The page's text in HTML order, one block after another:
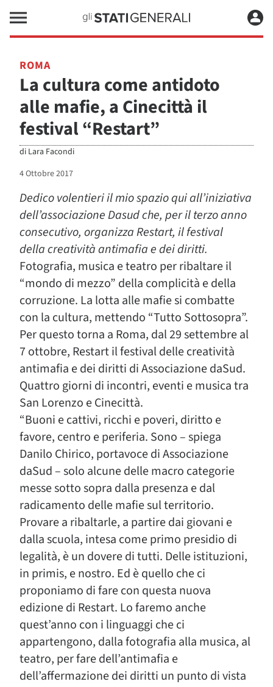
ROMA
La cultura come antidoto
alle mafie, a Cinecittà il
festival “Restart”
di Lara Facondi
4 Ottobre 2017
Dedico volentieri il mio spazio qui all’iniziativa
dell’associazione Dasud che, per il terzo anno
consecutivo, organizza Restart, il festival
della creatività antimafia e dei diritti.
Fotografia, musica e teatro per ribaltare il
“mondo di mezzo” della complicità e della
corruzione. La lotta alle mafie si combatte
con la cultura, mettendo “Tutto Sottosopra”.
Per questo torna a Roma, dal 29 settembre al
7 ottobre, Restart il festival delle creatività
antimafia e dei diritti di Associazione daSud.
Quattro giorni di incontri, eventi e musica tra
San Lorenzo e Cinecittà.
“Buoni e cattivi, ricchi e poveri, diritto e
favore, centro e periferia. Sono – spiega
Danilo Chirico, portavoce di Associazione
daSud – solo alcune delle macro categorie
messe sotto sopra dalla presenza e dal
radicamento delle mafie sul territorio.
Provare a ribaltarle, a partire dai giovani e
dalla scuola, intesa come primo presidio di
legalità, è un dovere di tutti. Delle istituzioni,
in primis, e nostro. Ed è quello che ci
proponiamo di fare con questa nuova
edizione di Restart. Lo faremo anche
quest’anno con i linguaggi che ci
appartengono, dalla fotografia alla musica, al
teatro, per fare dell’antimafia e
dell’affermazione dei diritti un punto di vista